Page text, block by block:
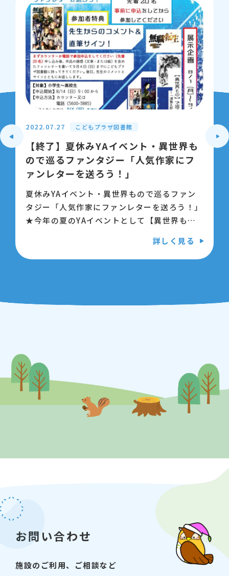
2022.07.27 こどもプラザ図書館
【終了】夏休みYAイベント・異世界も
ので巡るファンタジー「人気作家にフ
ァンレターを送ろう！」
夏休みYAイベント・異世界もので巡るファン
タジー「人気作家にファンレターを送ろう！」
★今年の夏のYAイベントとして【異世界もの
参加型イベントと展示があるので、書いて読ん
【作品募集期間】8月14日（日）9時～9月4日
（日）まで
【場所】１Ｆカウンターへ直接お越しください
【対象】小学生～高校生
【定員】２０名（先着順）
詳しく見る
お問い合わせ
施設のご利用、ご相談など